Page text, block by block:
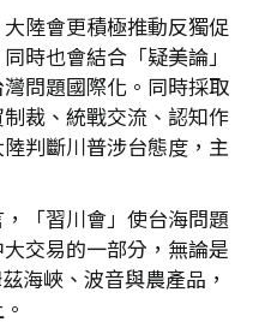
陸會更積極推動反獨促
時也會結合「疑美論」
問題國際化。同時採取
裁、統戰交流、認知作
判斷川普涉台態度，主
「習川會」使台海問題
交易的一部分，無論是
海峽、波音與農產品，